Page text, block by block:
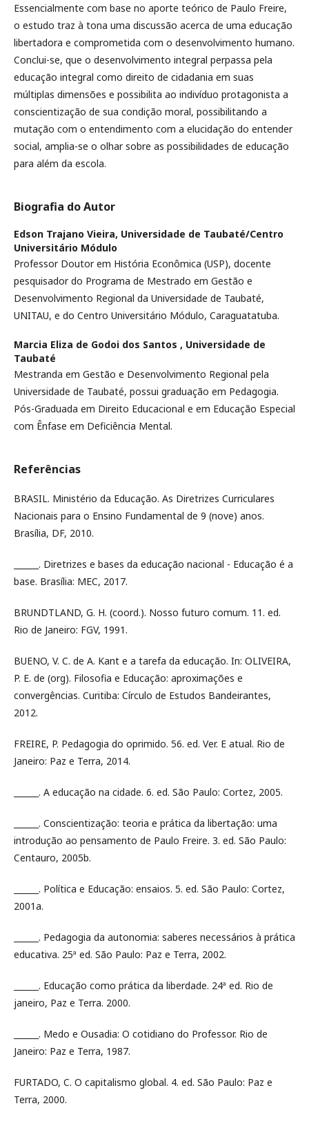
Essencialmente com base no aporte teórico de Paulo Freire,
o estudo traz à tona uma discussão acerca de uma educação
libertadora e comprometida com o desenvolvimento humano.
Conclui-se, que o desenvolvimento integral perpassa pela
educação integral como direito de cidadania em suas
múltiplas dimensões e possibilita ao indivíduo protagonista a
conscientização de sua condição moral, possibilitando a
mutação com o entendimento com a elucidação do entender
social, amplia-se o olhar sobre as possibilidades de educação
para além da escola.
Biografia do Autor
Edson Trajano Vieira, Universidade de Taubaté/Centro
Universitário Módulo
Professor Doutor em História Econômica (USP), docente
pesquisador do Programa de Mestrado em Gestão e
Desenvolvimento Regional da Universidade de Taubaté,
UNITAU, e do Centro Universitário Módulo, Caraguatatuba.
Marcia Eliza de Godoi dos Santos , Universidade de
Taubaté
Mestranda em Gestão e Desenvolvimento Regional pela
Universidade de Taubaté, possui graduação em Pedagogia.
Pós-Graduada em Direito Educacional e em Educação Especial
com Ênfase em Deficiência Mental.
Referências
BRASIL. Ministério da Educação. As Diretrizes Curriculares
Nacionais para o Ensino Fundamental de 9 (nove) anos.
Brasília, DF, 2010.
______. Diretrizes e bases da educação nacional - Educação é a
base. Brasília: MEC, 2017.
BRUNDTLAND, G. H. (coord.). Nosso futuro comum. 11. ed.
Rio de Janeiro: FGV, 1991.
BUENO, V. C. de A. Kant e a tarefa da educação. In: OLIVEIRA,
P. E. de (org). Filosofia e Educação: aproximações e
convergências. Curitiba: Círculo de Estudos Bandeirantes,
2012.
FREIRE, P. Pedagogia do oprimido. 56. ed. Ver. E atual. Rio de
Janeiro: Paz e Terra, 2014.
______. A educação na cidade. 6. ed. São Paulo: Cortez, 2005.
______. Conscientização: teoria e prática da libertação: uma
introdução ao pensamento de Paulo Freire. 3. ed. São Paulo:
Centauro, 2005b.
______. Política e Educação: ensaios. 5. ed. São Paulo: Cortez,
2001a.
______. Pedagogia da autonomia: saberes necessários à prática
educativa. 25ª ed. São Paulo: Paz e Terra, 2002.
______. Educação como prática da liberdade. 24ª ed. Rio de
janeiro, Paz e Terra. 2000.
______. Medo e Ousadia: O cotidiano do Professor. Rio de
Janeiro: Paz e Terra, 1987.
FURTADO, C. O capitalismo global. 4. ed. São Paulo: Paz e
Terra, 2000.